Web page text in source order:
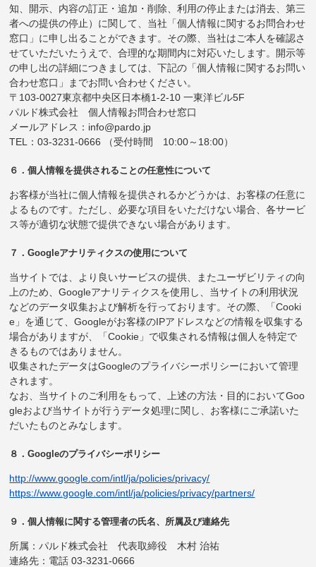
知、開示、内容の訂正・追加・削除、利用の停止または消去、第三
者への提供の停止）に関して、当社「個人情報に関するお問合わせ
窓口」に申し出ることができます。その際、当社はご本人を確認さ
せていただいたうえで、合理的な期間内に対応いたします。開示等
の申し出の詳細につきましては、下記の「個人情報に関するお問い
合わせ窓口」までお問い合わせください。
〒103-0027東京都中央区日本橋1-2-10 一東洋ビル5F
パルド株式会社 個人情報お問合わせ窓口
メールアドレス：info@pardo.jp
TEL：03-3231-0666 （受付時間 10:00～18:00）
６．個人情報を提供されることの任意性について
お客様が当社に個人情報を提供されるかどうかは、お客様の任意に
よるものです。ただし、必要な項目をいただけない場合、各サービ
ス等が適切な状態で提供できない場合があります。
７．Googleアナリティクスの使用について
当サイトでは、より良いサービスの提供、またユーザビリティの向
上のため、Googleアナリティクスを使用し、当サイトの利用状況
などのデータ収集および解析を行っております。その際、「Cooki
e」を通じて、Googleがお客様のIPアドレスなどの情報を収集する
場合がありますが、「Cookie」で収集される情報は個人を特定で
きるものではありません。
収集されたデータはGoogleのプライバシーポリシーにおいて管理
されます。
なお、当サイトのご利用をもって、上述の方法・目的においてGoo
gleおよび当サイトが行うデータ処理に関し、お客様にご承諾いた
だいたものとみなします。
８．Googleのプライバシーポリシー
http://www.google.com/intl/ja/policies/privacy/
https://www.google.com/intl/ja/policies/privacy/partners/
９．個人情報に関する管理者の氏名、所属及び連絡先
所属：パルド株式会社 代表取締役 木村 治祐
連絡先：電話 03-3231-0666